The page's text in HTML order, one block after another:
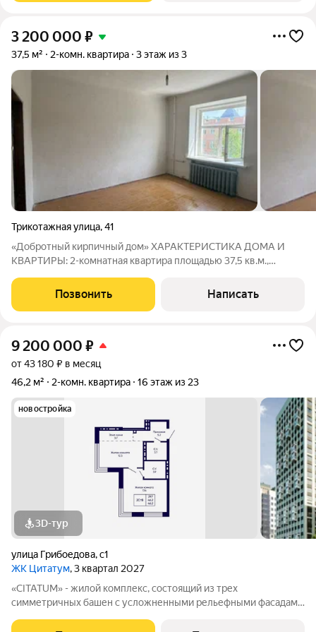
3 200 000 ₽
37,5 м² 2-комн. квартира 3 этаж из 3
Трикотажная улица,41
«Добротный кирпичный дом» ХАРАКТЕРИСТИКА ДОМА И
КВАРТИРЫ: 2-комнатная квартира площадью 37,5 кв.м.,
отсутствие шума с улицы Дом - 1950 г постройки: толстые
кирпичные стены (хорошая тепло- и
Позвонить Написать
9 200 000 ₽
от 43 180 ₽ в месяц
46,2 м²
2-комн. квартира 16 этаж из 23
новостройка
3D-тур
улица Грибоедова,с1
ЖК Цитатум, 3 квартал 2027
«CITATUM» - жилой комплекс, состоящий из трех
симметричных башен с усложненными рельефными фасадами